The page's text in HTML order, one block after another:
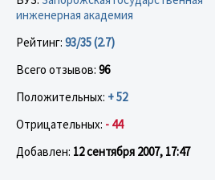
инженерная академия
Рейтинг: 93/35 (2.7)
Всего отзывов: 96
Положительных: + 52
Отрицательных: - 44
Добавлен: 12 сентября 2007, 17:47